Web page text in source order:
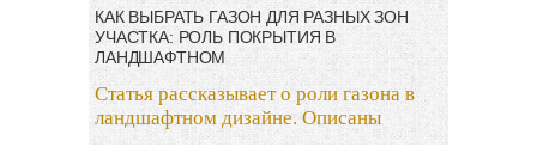
КАК ВЫБРАТЬ ГАЗОН ДЛЯ РАЗНЫХ ЗОН
УЧАСТКА: РОЛЬ ПОКРЫТИЯ В
ЛАНДШАФТНОМ
Статья рассказывает о роли газона в
ландшафтном дизайне. Описаны